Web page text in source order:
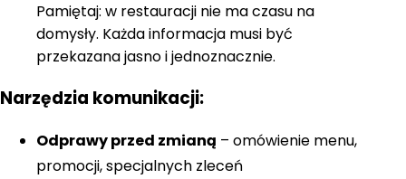
Pamiętaj: w restauracji nie ma czasu na
domysły. Każda informacja musi być
przekazana jasno i jednoznacznie.
Narzędzia komunikacji:
Odprawy przed zmianą – omówienie menu,
promocji, specjalnych zleceń